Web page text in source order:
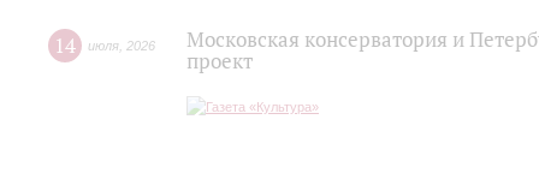
14 июля 2026
Московская консерватория и
проект